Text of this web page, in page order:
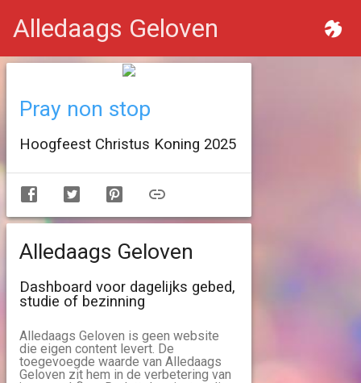
Alledaags Geloven
Pray non stop
Hoogfeest Christus Koning 2025
Alledaags Geloven
Dashboard voor dagelijks gebed,
studie of bezinning
Alledaags Geloven is geen website
die eigen content levert. De
toegevoegde waarde van Alledaags
Geloven zit hem in de verbetering van